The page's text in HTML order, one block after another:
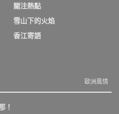
關注熱點
雪山下的火焰
香江寄語
歐洲風情
！